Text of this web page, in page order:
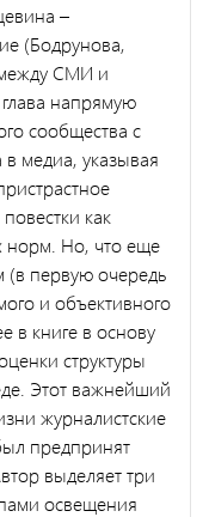
–
(Бодрунова,
между СМИ и
напрямую
сообщества с
в медиа, указывая
как
норм. Но, что еще
первую очередь
и объективного
в книге в основу
структуры
Этот важнейший
журналистские
предпринят
выделяет три
освещения